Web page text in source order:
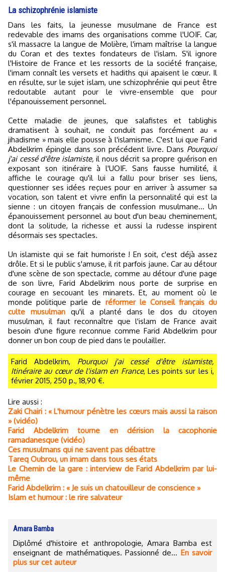
La schizophrénie islamiste
Dans les faits, la jeunesse musulmane de France est
redevable des imams des organisations comme l'UOIF. Car,
s'il massacre la langue de Molière, l'imam maîtrise la langue
du Coran et des textes fondateurs de l'islam. S'il ignore
l'Histoire de France et les ressorts de la société française,
l'imam connaît les versets et hadiths qui apaisent le cœur. Il
en résulte, sur le sujet islam, une schizophrénie qui peut être
redoutable autant pour le vivre-ensemble que pour
l'épanouissement personnel.
Cette maladie de jeunes, que salafistes et tablighis
dramatisent à souhait, ne conduit pas forcément au «
jihadisme » mais elle pousse à l'islamisme. C'est lui que Farid
Abdelkrim épingle dans son précédent livre. Dans Pourquoi
j'ai cessé d'être islamiste, il nous décrit sa propre guérison en
exposant son itinéraire à l'UOIF. Sans fausse humilité, il
affiche le courage qu'il lui a fallu pour briser ses liens,
questionner ses idées reçues pour en arriver à assumer sa
vocation, son talent et vivre enfin la personnalité qui est la
sienne : un citoyen français de confession musulmane... Un
épanouissement personnel au bout d'un beau cheminement,
dont la solitude, la richesse et aussi la rudesse inspirent
désormais ses spectacles.
Un islamiste qui se fait humoriste ! En soit, c'est déjà assez
drôle. Et si le public s'amuse, il rit parfois jaune. Car au détour
d'une scène de son spectacle, comme au détour d'une page
de son livre, Farid Abdelkrim nous porte de surprise en
courage en secouant les minarets. Et, au moment où le
monde politique parle de réformer le Conseil français du
culte musulmanqu'il a planté dans le dos du citoyen
musulman, il faut reconnaître que l'islam de France avait
besoin d'une figure reconnue comme Farid Abdelkrim pour
donner un bon coup de pied dans le poulailler.
Farid Abdelkrim, Pourquoi j'ai cessé d'être islamiste,
Itinéraire au cœur de l'islam en France, Les points sur les i,
février 2015, 250 p., 18,90 €.
Lire aussi :
Zaki Chairi : « L'humour pénètre les cœurs mais aussi la raison
» (vidéo)
Farid Abdelkrim tourne en dérision la cacophonie
ramadanesque (vidéo)
Ces musulmans qui ne savent pas débattre
Tareq Oubrou, un imam dans tous ses états
Le Chemin de la gare : interview de Farid Abdelkrim par lui-
même
Farid Abdelkrim : « Je suis un chatouilleur de conscience »
Islam et humour : le rire salvateur
Amara Bamba
Diplômé d'histoire et anthropologie, Amara Bamba est
enseignant de mathématiques. Passionné de... En savoir
plus sur cet auteur